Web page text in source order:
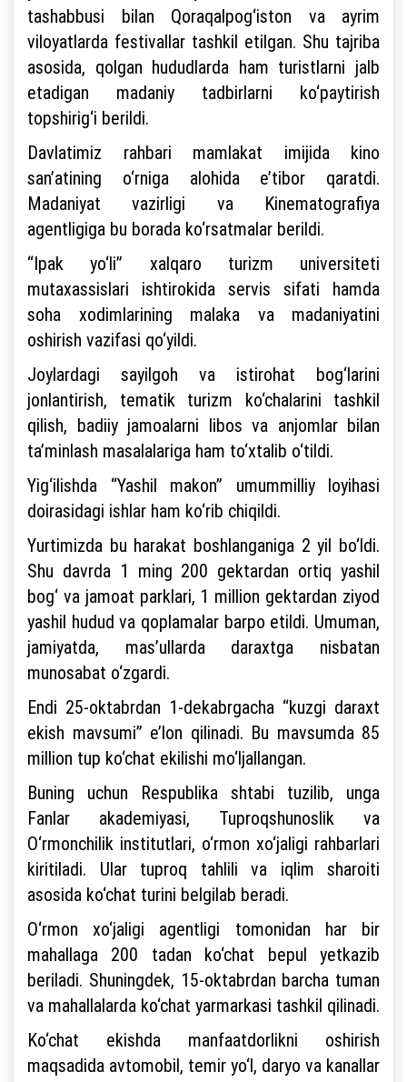
tashabbusi bilan Qoraqalpog‘iston va ayrim
viloyatlarda festivallar tashkil etilgan. Shu tajriba
asosida, qolgan hududlarda ham turistlarni jalb
etadigan madaniy tadbirlarni ko‘paytirish
topshirig‘i berildi.
Davlatimiz rahbari mamlakat imijida kino
san’atining o‘rniga alohida e’tibor qaratdi.
Madaniyat vazirligi va Kinematografiya
agentligiga bu borada ko‘rsatmalar berildi.
“Ipak yo‘li” xalqaro turizm universiteti
mutaxassislari ishtirokida servis sifati hamda
soha xodimlarining malaka va madaniyatini
oshirish vazifasi qo‘yildi.
Joylardagi sayilgoh va istirohat bog‘larini
jonlantirish, tematik turizm ko‘chalarini tashkil
qilish, badiiy jamoalarni libos va anjomlar bilan
ta’minlash masalalariga ham to‘xtalib o‘tildi.
Yig‘ilishda “Yashil makon” umummilliy loyihasi
doirasidagi ishlar ham ko‘rib chiqildi.
Yurtimizda bu harakat boshlanganiga 2 yil bo‘ldi.
Shu davrda 1 ming 200 gektardan ortiq yashil
bog‘ va jamoat parklari, 1 million gektardan ziyod
yashil hudud va qoplamalar barpo etildi. Umuman,
jamiyatda, mas’ullarda daraxtga nisbatan
munosabat o‘zgardi.
Endi 25-oktabrdan 1-dekabrgacha “kuzgi daraxt
ekish mavsumi” e’lon qilinadi. Bu mavsumda 85
million tup ko‘chat ekilishi mo‘ljallangan.
Buning uchun Respublika shtabi tuzilib, unga
Fanlar akademiyasi, Tuproqshunoslik va
O‘rmonchilik institutlari, o‘rmon xo‘jaligi rahbarlari
kiritiladi. Ular tuproq tahlili va iqlim sharoiti
asosida ko‘chat turini belgilab beradi.
O‘rmon xo‘jaligi agentligi tomonidan har bir
mahallaga 200 tadan ko‘chat bepul yetkazib
beriladi. Shuningdek, 15-oktabrdan barcha tuman
va mahallalarda ko‘chat yarmarkasi tashkil qilinadi.
Ko‘chat ekishda manfaatdorlikni oshirish
maqsadida avtomobil, temir yo‘l, daryo va kanallar